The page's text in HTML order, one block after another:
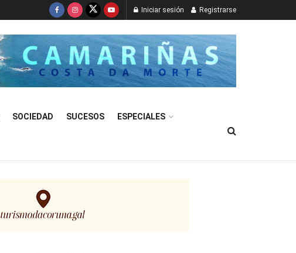
Iniciar sesión Registrarse
SOCIEDAD SUCESOS ESPECIALES